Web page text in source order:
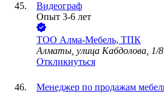
Видеограф
Опыт 3-6 лет
ТОО Алма-Мебель, ТПК
Алматы, улица Кабдолова, 1/8
Откликнуться
Менеджер по продажам